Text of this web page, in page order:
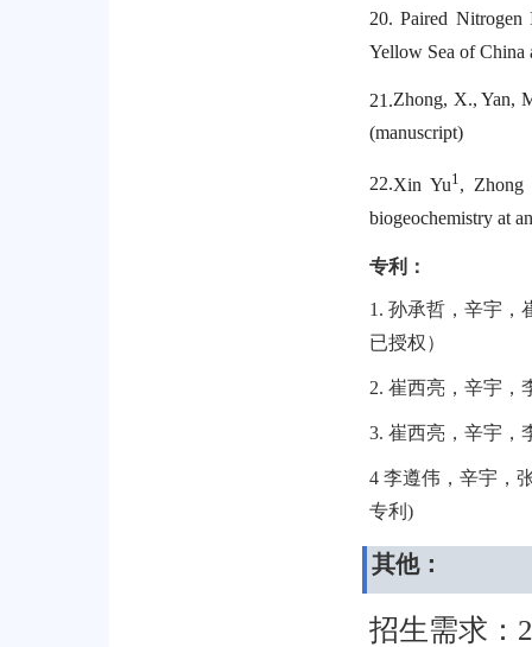
20.Paired Nitrogen
Yellow Sea of
21. Zhong, X., Yan,
(manuscript)
22.Xin Yu1 , Zhong
biogeochemistry at
专利：
1. 孙承哲，辛宇，
已授权）
2. 崔西亮，辛宇，
3. 崔西亮，辛宇，
4 李遵伟，辛宇，
专利 )
其他：
招生需求：